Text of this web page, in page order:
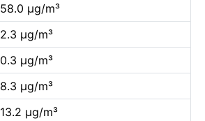
58.0 µg/m³
2.3 µg/m³
0.3 µg/m³
8.3 µg/m³
13.2 µg/m³